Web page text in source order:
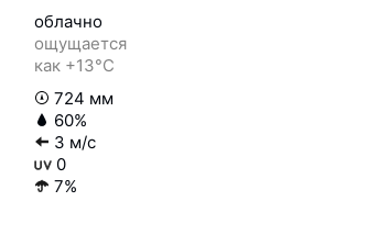
облачно
ощущается
как +13°C
724 мм
60%
3 м/с
0
7%